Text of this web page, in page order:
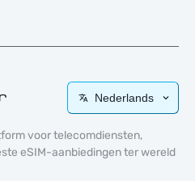
Nederlands
voor telecomdiensten,
eSIM-aanbiedingen ter wereld